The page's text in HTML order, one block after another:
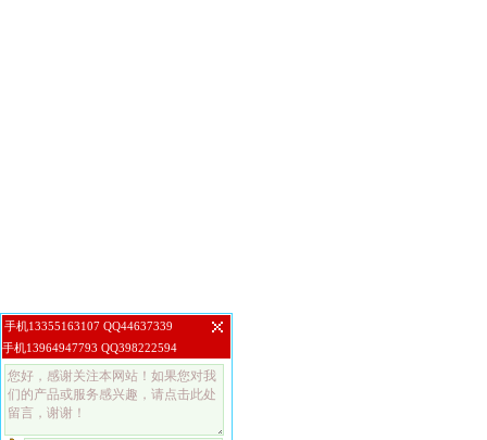
手机13355163107 QQ44637339
手机13964947793 QQ398222594